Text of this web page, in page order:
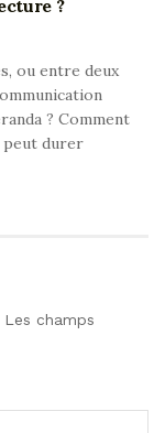
?
ou entre deux
? Comment
peut durer
Les champs